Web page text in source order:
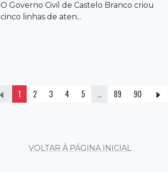
O Governo Civil de Castelo Branco criou
cinco linhas de aten...
1 2 3 4 5 ... 89 90
VOLTAR À PÁGINA INICIAL